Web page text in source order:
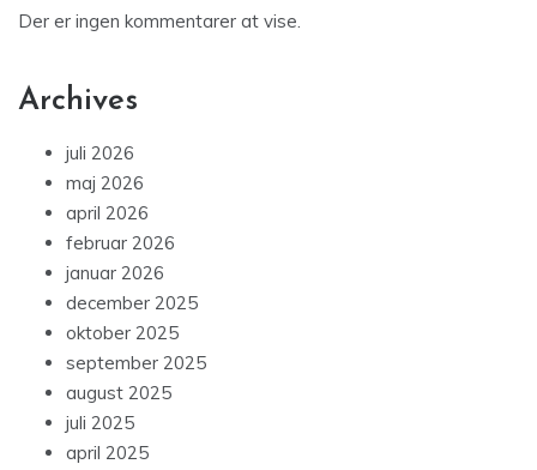
Der er ingen kommentarer at vise.
Archives
juli 2026
maj 2026
april 2026
februar 2026
januar 2026
december 2025
oktober 2025
september 2025
august 2025
juli 2025
april 2025